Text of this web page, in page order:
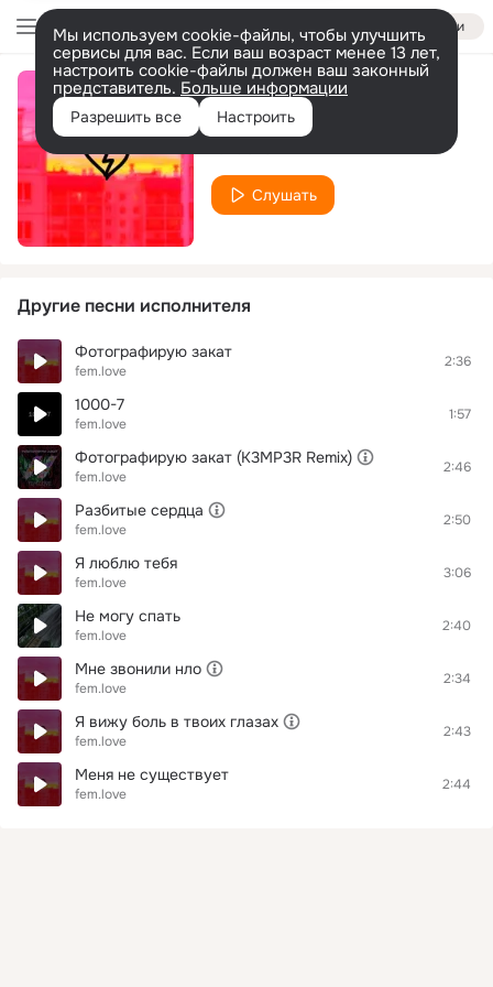
Войти
Мы используем cookie-файлы, чтобы улучшить
сервисы для вас. Если ваш возраст менее 13 лет,
настроить cookie-файлы должен ваш законный
представитель. Больше информации
Разрешить все Настроить
Не могу
Слушать
Другие песни исполнителя
Фотографирую закат
fem.love
2:36
1000-7
fem.love
1:57
Фотографирую закат (K3MP3R Remix)
fem.love
2:46
Разбитые сердца
fem.love
2:50
Я люблю тебя
fem.love
3:06
Не могу спать
fem.love
2:40
Мне звонили нло
fem.love
2:34
Я вижу боль в твоих глазах
fem.love
2:43
Меня не существует
fem.love
2:44